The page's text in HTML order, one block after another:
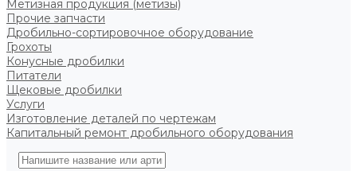
Метизная продукция (метизы)
Прочие запчасти
Дробильно-сортировочное оборудование
Грохоты
Конусные дробилки
Питатели
Щековые дробилки
Услуги
Изготовление деталей по чертежам
Капитальный ремонт дробильного оборудования